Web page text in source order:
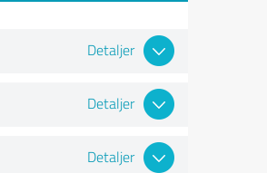
Detaljer
Detaljer
Detaljer